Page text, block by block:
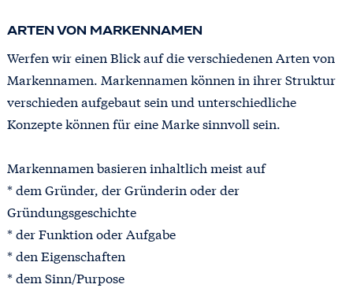
ARTEN VON MARKENNAMEN
Werfen wir einen Blick auf die verschiedenen Arten von
Markennamen. Markennamen können in ihrer Struktur
verschieden aufgebaut sein und unterschiedliche
Konzepte können für eine Marke sinnvoll sein.
Markennamen basieren inhaltlich meist auf
* dem Gründer, der Gründerin oder der
Gründungsgeschichte
* der Funktion oder Aufgabe
* den Eigenschaften
* dem Sinn/Purpose